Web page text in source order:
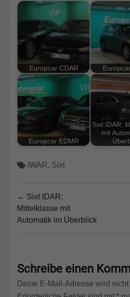
Europcar CDAR
Europcar EDMR
Sixt IDAR:
mit
IWAR, Sixt
Beitragsnavigation
← Sixt IDAR:
Mittelklasse mit
Automatik im Überblick
Schreibe einen
Deine E-Mail-Adresse wird